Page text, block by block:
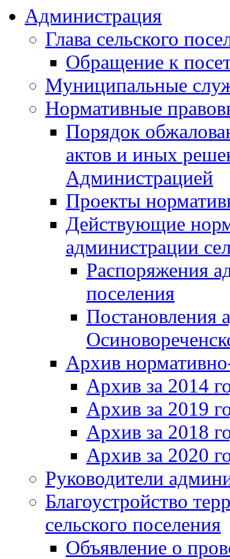
Администрация
Глава сельского
Обращение к
Муниципальные
Нормативные
Порядок
актов и иных
Администрацией
Проекты
Действующие
администрации
Распоряжения
поселения
Постановления
Архив
Архив за 2014
Архив за 2019
Архив за 2018
Архив за 2020
Руководители
Благоустройство
сельского поселения
Объявление о